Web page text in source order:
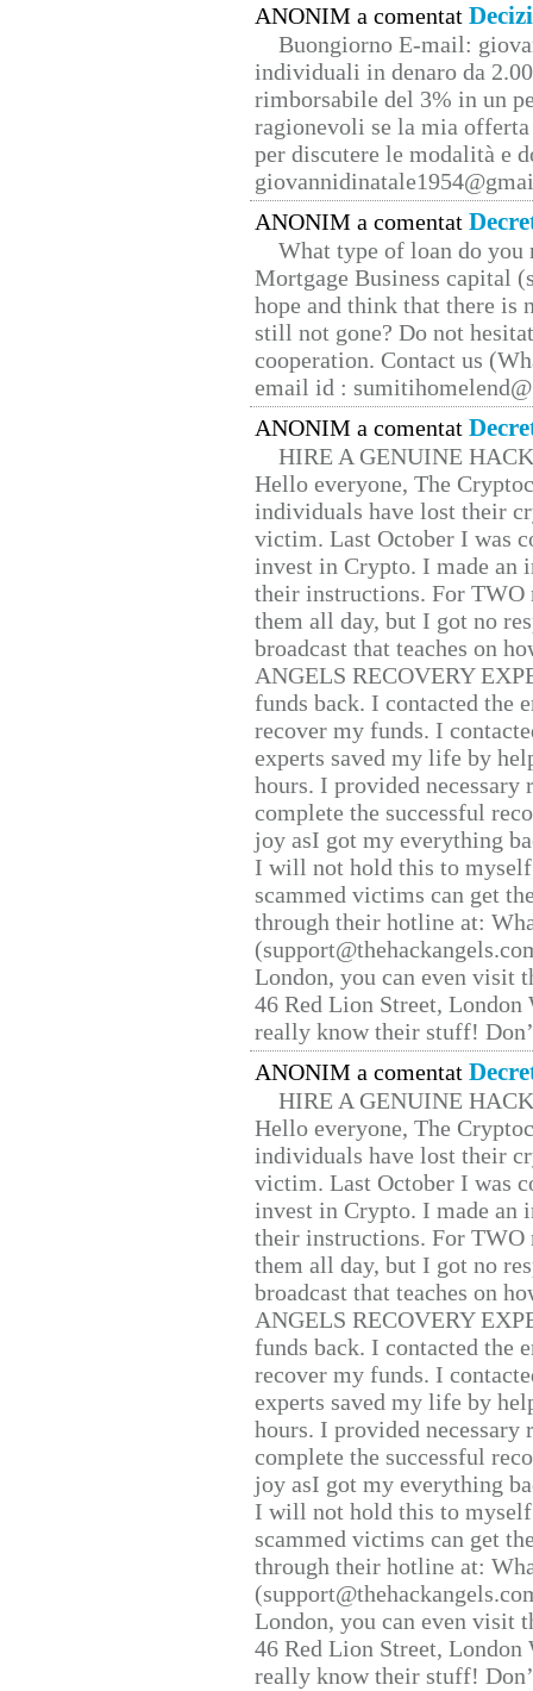
ANONIM a comentat
Buongiorno E-mail:
individuali in denaro da
rimborsabile del 3% in un
ragionevoli se la mia
per discutere le modalità e
ANONIM a comentat
What type of loan do you
Mortgage Business capital
hope and think that there is
still not gone? Do not
cooperation. Contact us
email id :
ANONIM a comentat
HIRE A GENUINE
Hello everyone, The
individuals have lost their
victim. Last October I was
invest in Crypto. I made
their instructions. For TWO
them all day, but I got no
broadcast that teaches on
ANGELS RECOVERY
funds back. I contacted the
recover my funds. I
experts saved my life by
hours. I provided
complete the successful
joy asI got my everything
I will not hold this to
scammed victims can get
through their hotline at:
London, you can even visit
46 Red Lion Street, London
really know their stuff!
ANONIM a comentat
HIRE A GENUINE
Hello everyone, The
individuals have lost their
victim. Last October I was
invest in Crypto. I made
their instructions. For TWO
them all day, but I got no
broadcast that teaches on
ANGELS RECOVERY
funds back. I contacted the
recover my funds. I
experts saved my life by
hours. I provided
complete the successful
joy asI got my everything
I will not hold this to
scammed victims can get
through their hotline at:
London, you can even visit
46 Red Lion Street, London
really know their stuff!